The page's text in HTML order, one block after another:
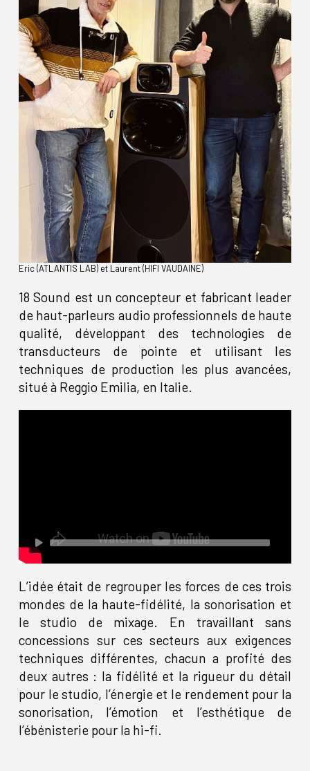
Eric (ATLANTIS LAB) et Laurent (HIFI VAUDAINE)
18 Sound est un concepteur et fabricant leader
de haut-parleurs audio professionnels de haute
qualité, développant des technologies de
transducteurs de pointe et utilisant les
techniques de production les plus avancées,
situé à Reggio Emilia, en Italie.
L’idée était de regrouper les forces de ces trois
mondes de la haute-fidélité, la sonorisation et
le studio de mixage. En travaillant sans
concessions sur ces secteurs aux exigences
techniques différentes, chacun a profité des
deux autres : la fidélité et la rigueur du détail
pour le studio, l’énergie et le rendement pour la
sonorisation, l’émotion et l’esthétique de
l’ébénisterie pour la hi-fi.